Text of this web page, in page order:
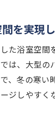
を実現
た浴室空間
は、大型
、冬の寒い
ジしやす